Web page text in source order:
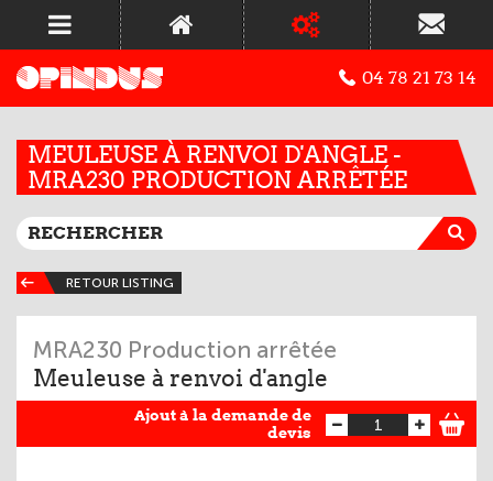
04 78 21 73 14
MEULEUSE À RENVOI D'ANGLE -
MRA230 PRODUCTION ARRÊTÉE
RETOUR LISTING
MRA230 Production arrêtée
Meuleuse à renvoi d'angle
Ajout à la demande de
devis